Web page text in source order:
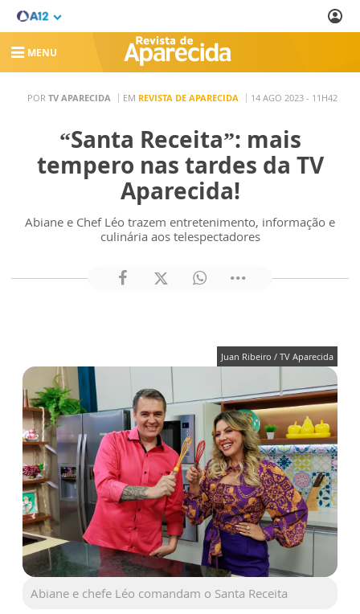
MENU
POR TV APARECIDA EM REVISTA DE APARECIDA 14 AGO 2023 - 11H42
“Santa Receita”: mais
tempero nas tardes da TV
Aparecida!
Abiane e Chef Léo trazem entretenimento, informação e
culinária aos telespectadores
Juan Ribeiro / TV Aparecida
Abiane e chefe Léo comandam o Santa Receita